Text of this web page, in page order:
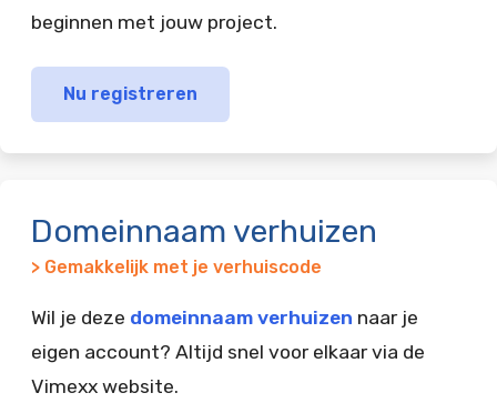
beginnen met jouw project.
Nu registreren
Domeinnaam verhuizen
> Gemakkelijk met je verhuiscode
Wil je deze domeinnaam verhuizen naar je
eigen account? Altijd snel voor elkaar via de
Vimexx website.